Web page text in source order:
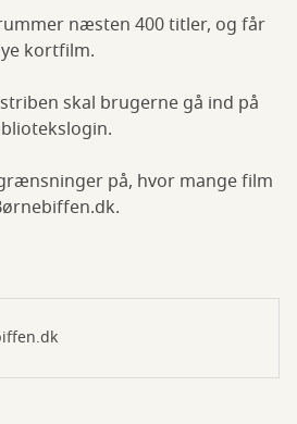
næsten 400 titler, og får
kortfilm.
skal brugerne gå ind på
på, hvor mange film